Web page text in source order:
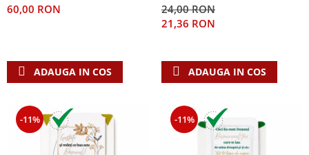
Teologie
Dogmatica
Misiune
Viata crestina
Contemporaneitate
60,00 RON
ADAUGA IN COS
24,00 RON
21,36 RON
ADAUGA IN COS
-11% -11%